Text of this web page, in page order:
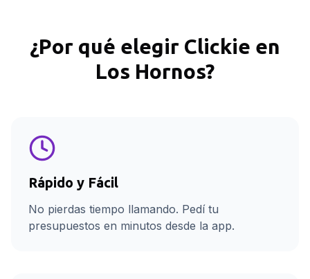
¿Por qué elegir Clickie en
Los Hornos?
Rápido y Fácil
No pierdas tiempo llamando. Pedí tu
presupuestos en minutos desde la app.